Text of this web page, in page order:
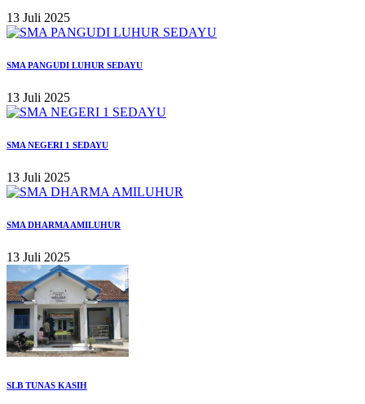
13 Juli 2025
SMA PANGUDI LUHUR SEDAYU
13 Juli 2025
SMA NEGERI 1 SEDAYU
13 Juli 2025
SMA DHARMA AMILUHUR
13 Juli 2025
SLB TUNAS KASIH